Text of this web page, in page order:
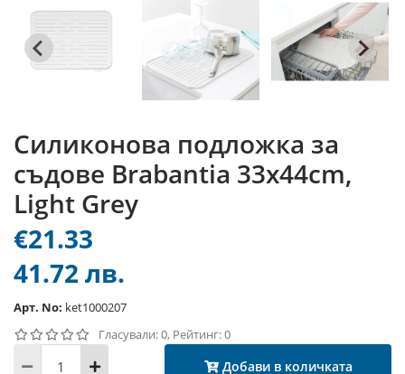
Силиконова подложка за
съдове Brabantia 33х44cm,
Light Grey
€21.33
41.72 лв.
Арт. No: ket1000207
Гласували: 0, Рейтинг: 0
Добави в количката